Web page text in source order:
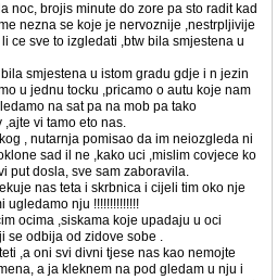
noc, brojis minute do zore pa sto radit kad
nezna se koje je nervoznije ,nestrpljivije
ce sve to izgledati ,btw bila smjestena u
smjestena u istom gradu gdje i n jezin
u jednu tocku ,pricamo o autu koje nam
na sat pa na mob pa tako
vi tamo eto nas.
, nutarnja pomisao da im neiozgleda ni
sad il ne ,kako uci ,mislim covjece ko
put dosla, sve sam zaboravila.
nas teta i skrbnica i cijeli tim oko nje
ugledamo nju !!!!!!!!!!!!!!
ocima ,siskama koje upadaju u oci
se odbija od zidove sobe .
,a oni svi divni tjese nas kao nemojte
a ja kleknem na pod gledam u nju i